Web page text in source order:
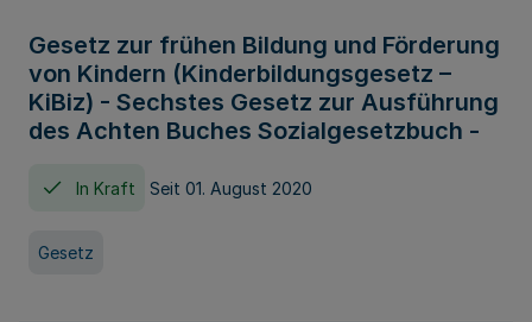
Gesetz zur frühen Bildung und Förderung
von Kindern (Kinderbildungsgesetz –
KiBiz) - Sechstes Gesetz zur Ausführung
des Achten Buches Sozialgesetzbuch -
In Kraft Seit 01. August 2020
Gesetz